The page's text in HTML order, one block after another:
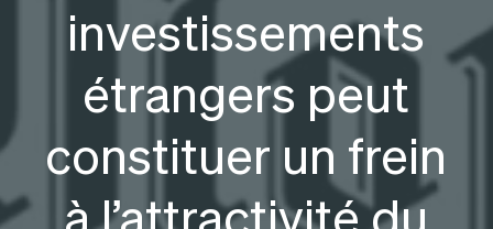
investissements
étrangers peut
constituer un frein
à l’attractivité du